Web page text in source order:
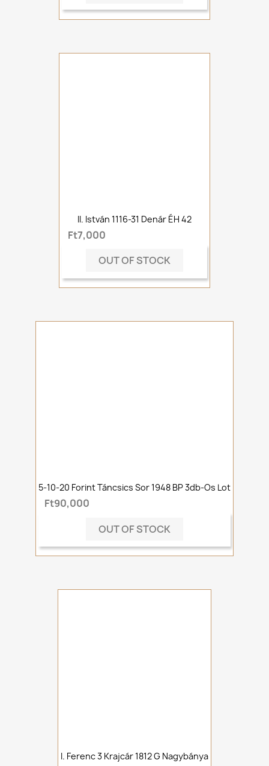
II. István 1116-31 Denár ÉH 42
Ft7,000
OUT OF STOCK
5-10-20 Forint Táncsics Sor 1948 BP 3db-Os Lot
Ft90,000
OUT OF STOCK
I. Ferenc 3 Krajcár 1812 G Nagybánya